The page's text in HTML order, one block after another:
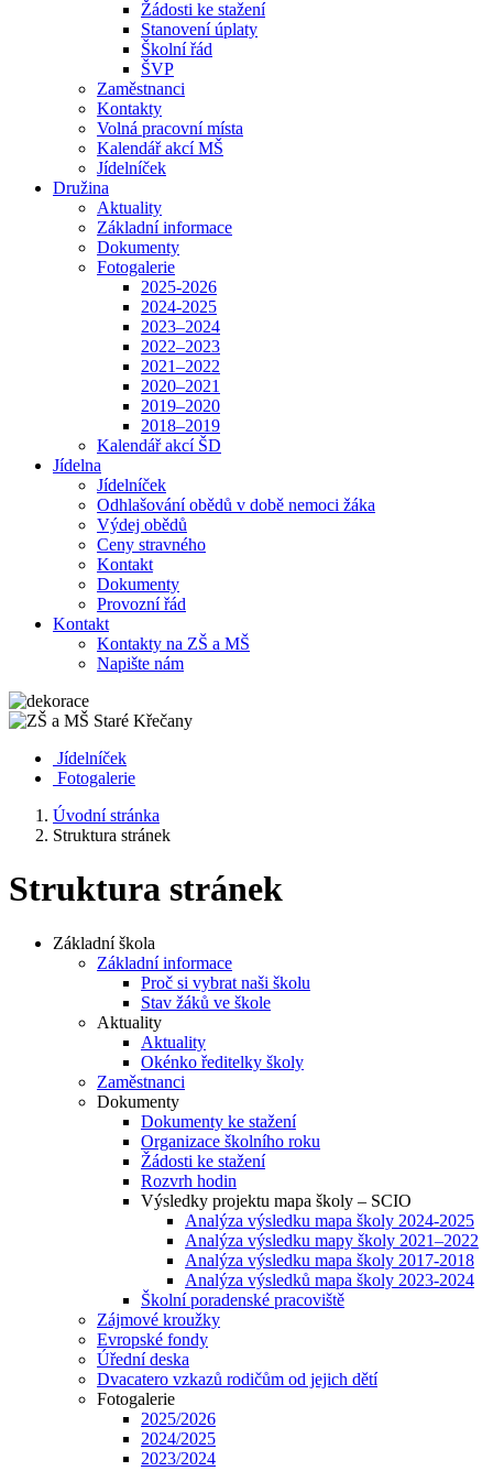
Žádosti ke stažení
Stanovení úplaty
Školní řád
ŠVP
Zaměstnanci
Kontakty
Volná pracovní místa
Kalendář akcí MŠ
Jídelníček
Družina
Aktuality
Základní informace
Dokumenty
Fotogalerie
2025-2026
2024-2025
2023–2024
2022–2023
2021–2022
2020–2021
2019–2020
2018–2019
Kalendář akcí ŠD
Jídelna
Jídelníček
Odhlašování obědů v době nemoci žáka
Výdej obědů
Ceny stravného
Kontakt
Dokumenty
Provozní řád
Kontakt
Kontakty na ZŠ a MŠ
Napište nám
Jídelníček
Fotogalerie
Úvodní stránka
Struktura stránek
Struktura stránek
Základní škola
Základní informace
Proč si vybrat naši školu
Stav žáků ve škole
Aktuality
Aktuality
Okénko ředitelky školy
Zaměstnanci
Dokumenty
Dokumenty ke stažení
Organizace školního roku
Žádosti ke stažení
Rozvrh hodin
Výsledky projektu mapa školy – SCIO
Analýza výsledku mapa školy 2024-2025
Analýza výsledku mapy školy 2021–2022
Analýza výsledku mapa školy 2017-2018
Analýza výsledků mapa školy 2023-2024
Školní poradenské pracoviště
Zájmové kroužky
Evropské fondy
Úřední deska
Dvacatero vzkazů rodičům od jejich dětí
Fotogalerie
2025/2026
2024/2025
2023/2024